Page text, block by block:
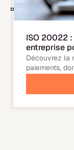
ISO 20022
entreprise
Découvrez la
paiements,